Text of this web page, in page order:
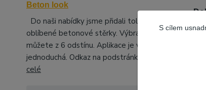
Beton look
Do naši nabídky jsme přidali tolik
oblíbené betonové stěrky. Výbrat si
můžete z 6 odstínu. Aplikace je velice
jednoduchá. Odkaz na podstránky, kd...
celé
S cílem